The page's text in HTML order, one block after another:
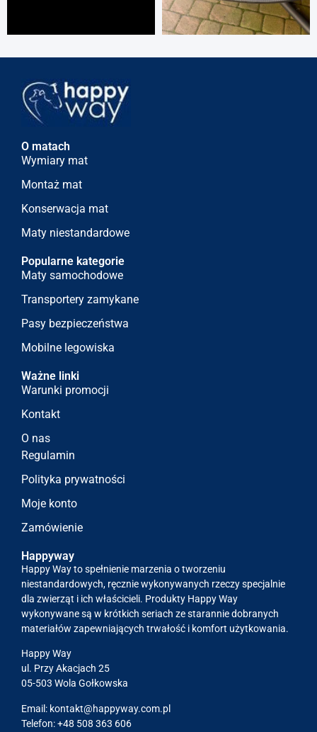
O matach
Wymiary mat
Montaż mat
Konserwacja mat
Maty niestandardowe
Popularne kategorie
Maty samochodowe
Transportery zamykane
Pasy bezpieczeństwa
Mobilne legowiska
Ważne linki
Warunki promocji
Kontakt
O nas
Regulamin
Polityka prywatności
Moje konto
Zamówienie
Happyway
Happy Way to spełnienie marzenia o tworzeniu
niestandardowych, ręcznie wykonywanych rzeczy specjalnie
dla zwierząt i ich właścicieli. Produkty Happy Way
wykonywane są w krótkich seriach ze starannie dobranych
materiałów zapewniających trwałość i komfort użytkowania.
Happy Way
ul. Przy Akacjach 25
05-503 Wola Gołkowska
Email: kontakt@happyway.com.pl
Telefon: +48 508 363 606